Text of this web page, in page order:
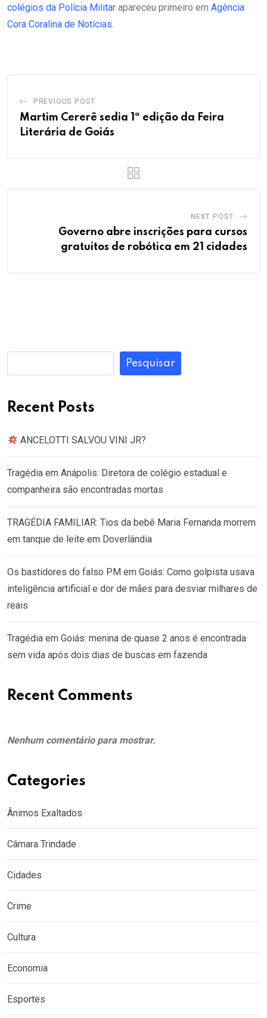
colégios da Polícia Militar apareceu primeiro em Agência
Cora Coralina de Notícias.
PREVIOUS POST
Martim Cererê sedia 1ª edição da Feira
Literária de Goiás
NEXT POST
Governo abre inscrições para cursos
gratuitos de robótica em 21 cidades
Pesquisar
Recent Posts
ANCELOTTI SALVOU VINI JR?
Tragédia em Anápolis: Diretora de colégio estadual e
companheira são encontradas mortas
TRAGÉDIA FAMILIAR: Tios da bebê Maria Fernanda morrem
em tanque de leite em Doverlândia
Os bastidores do falso PM em Goiás: Como golpista usava
inteligência artificial e dor de mães para desviar milhares de
reais
Tragédia em Goiás: menina de quase 2 anos é encontrada
sem vida após dois dias de buscas em fazenda
Recent Comments
Nenhum comentário para mostrar.
Categories
Ânimos Exaltados
Câmara Trindade
Cidades
Crime
Cultura
Economia
Esportes